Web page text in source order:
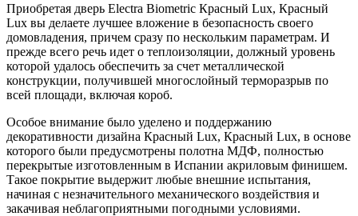
Приобретая дверь Electra Biometric Красный Lux, Красный
Lux вы делаете лучшее вложение в безопасность своего
домовладения, причем сразу по нескольким параметрам. И
прежде всего речь идет о теплоизоляции, должный уровень
которой удалось обеспечить за счет металлической
конструкции, получившей многослойный терморазрыв по
всей площади, включая короб.
Особое внимание было уделено и поддержанию
декоративности дизайна Красный Lux, Красный Lux, в основе
которого были предусмотрены полотна МДФ, полностью
перекрытые изготовленным в Испании акриловым финишем.
Такое покрытие выдержит любые внешние испытания,
начиная с незначительного механического воздействия и
закачивая неблагоприятными погодными условиями.